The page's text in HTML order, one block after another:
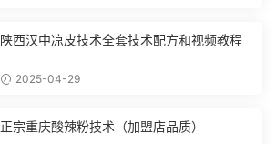
陕西汉中凉皮技术全套技术配方和视频教程
2025-04-29
正宗重庆酸辣粉技术（加盟店品质）